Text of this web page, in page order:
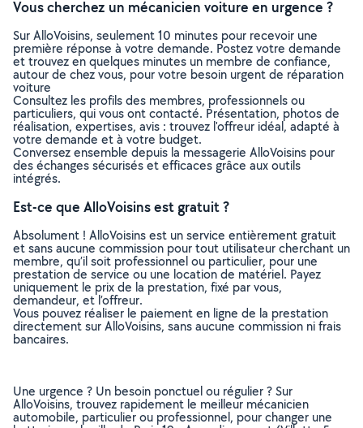
Vous cherchez un mécanicien voiture en urgence ?
Sur AlloVoisins, seulement 10 minutes pour recevoir une
première réponse à votre demande. Postez votre demande
et trouvez en quelques minutes un membre de confiance,
autour de chez vous, pour votre besoin urgent de réparation
voiture
Consultez les profils des membres, professionnels ou
particuliers, qui vous ont contacté. Présentation, photos de
réalisation, expertises, avis : trouvez l'offreur idéal, adapté à
votre demande et à votre budget.
Conversez ensemble depuis la messagerie AlloVoisins pour
des échanges sécurisés et efficaces grâce aux outils
intégrés.
Est-ce que AlloVoisins est gratuit ?
Absolument ! AlloVoisins est un service entièrement gratuit
et sans aucune commission pour tout utilisateur cherchant un
membre, qu’il soit professionnel ou particulier, pour une
prestation de service ou une location de matériel. Payez
uniquement le prix de la prestation, fixé par vous,
demandeur, et l’offreur.
Vous pouvez réaliser le paiement en ligne de la prestation
directement sur AlloVoisins, sans aucune commission ni frais
bancaires.
Une urgence ? Un besoin ponctuel ou régulier ? Sur
AlloVoisins, trouvez rapidement le meilleur mécanicien
automobile, particulier ou professionnel, pour changer une